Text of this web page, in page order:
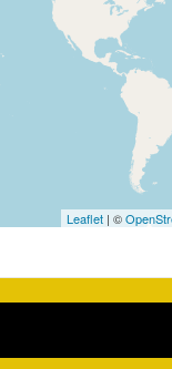
Leaflet | ©